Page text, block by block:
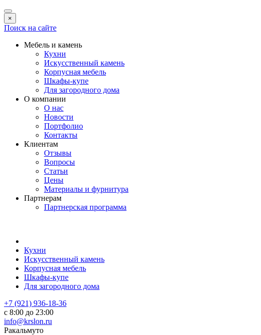
×
Поиск на сайте
Мебель и камень
Кухни
Искусственный камень
Корпусная мебель
Шкафы-купе
Для загородного дома
О компании
О нас
Новости
Портфолио
Контакты
Клиентам
Отзывы
Вопросы
Статьи
Цены
Материалы и фурнитура
Партнерам
Партнерская программа
Кухни
Искусственный камень
Корпусная мебель
Шкафы-купе
Для загородного дома
+7 (921) 936-18-36
с 8:00 до 23:00
info@krslon.ru
Ракальмуто